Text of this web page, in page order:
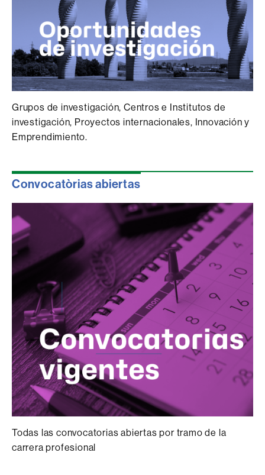
Grupos de investigación, Centros e Institutos de
investigación, Proyectos internacionales, Innovación y
Emprendimiento.
Convocatòrias abiertas
Todas las convocatorias abiertas por tramo de la
carrera profesional